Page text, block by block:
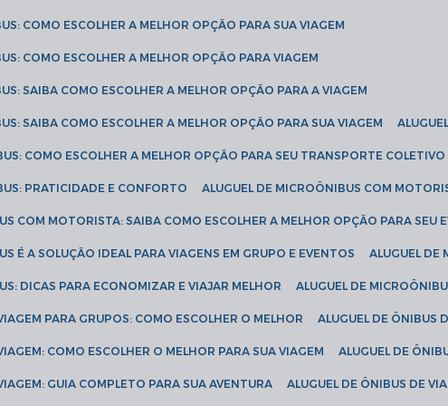
COMO ESCOLHER A MELHOR OPÇÃO PARA SUA VIAGEM
COMO ESCOLHER A MELHOR OPÇÃO PARA VIAGEM
SAIBA COMO ESCOLHER A MELHOR OPÇÃO PARA A VIAGEM
SAIBA COMO ESCOLHER A MELHOR OPÇÃO PARA SUA VIAGEM
COMO ESCOLHER A MELHOR OPÇÃO PARA SEU TRANSPORTE COLETIVO
PRATICIDADE E CONFORTO ALUGUEL DE MICROÔNIBUS COM
COM MOTORISTA: SAIBA COMO ESCOLHER A MELHOR OPÇÃO PARA SEU
É A SOLUÇÃO IDEAL PARA VIAGENS EM GRUPO E EVENTOS ALUGUEL
DICAS PARA ECONOMIZAR E VIAJAR MELHOR ALUGUEL DE
PARA GRUPOS: COMO ESCOLHER O MELHOR ALUGUEL DE
COMO ESCOLHER O MELHOR PARA SUA VIAGEM ALUGUEL DE
GUIA COMPLETO PARA SUA AVENTURA ALUGUEL DE ÔNIBUS DE